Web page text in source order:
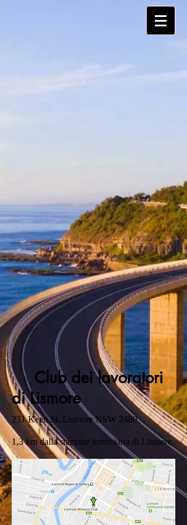
Club dei lavoratori
di Lismore
231 Keen St, Lismore NSW 2480
1,3 km dalla stazione ferroviaria di Lismore